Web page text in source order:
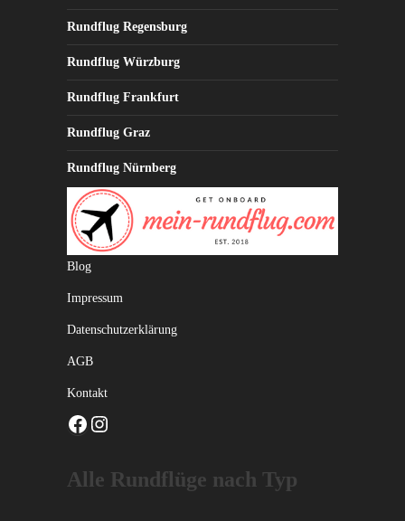
Rundflug Regensburg
Rundflug Würzburg
Rundflug Frankfurt
Rundflug Graz
Rundflug Nürnberg
Blog
Impressum
Datenschutzerklärung
AGB
Kontakt
Facebook
Alle Rundflüge nach Typ